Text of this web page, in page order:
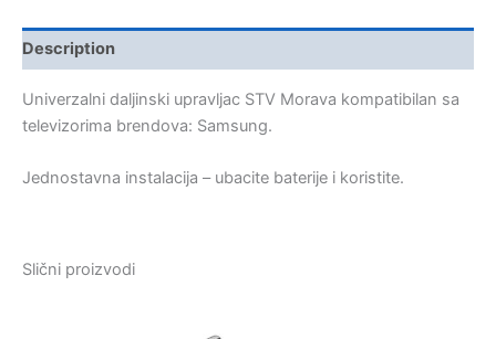
Description
Univerzalni daljinski upravljac STV Morava kompatibilan sa
televizorima brendova: Samsung.
Jednostavna instalacija – ubacite baterije i koristite.
Slični proizvodi